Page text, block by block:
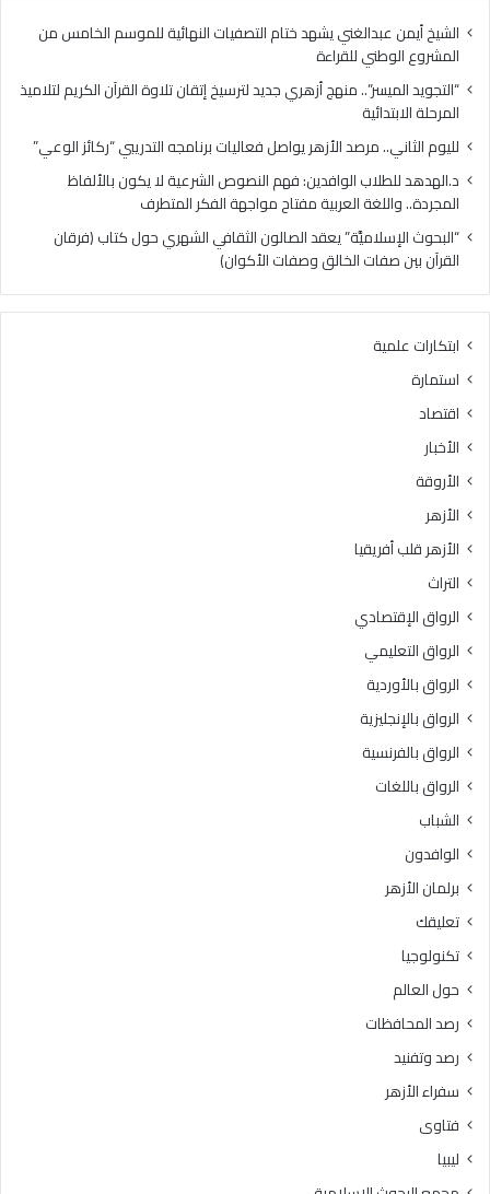
الشيخ أيمن عبدالغني يشهد ختام التصفيات النهائية للموسم الخامس من
المشروع الوطني للقراءة
“التجويد الميسر”.. منهج أزهري جديد لترسيخ إتقان تلاوة القرآن الكريم لتلاميذ
المرحلة الابتدائية
لليوم الثاني.. مرصد الأزهر يواصل فعاليات برنامجه التدريبي “ركائز الوعي”
د.الهدهد للطلاب الوافدين: فهم النصوص الشرعية لا يكون بالألفاظ
المجردة.. واللغة العربية مفتاح مواجهة الفكر المتطرف
“البحوث الإسلاميَّة” يعقد الصالون الثقافي الشهري حول كتاب (فرقان
القرآن بين صفات الخالق وصفات الأكوان)
ابتكارات علمية
استمارة
اقتصاد
الأخبار
الأروقة
الأزهر
الأزهر قلب أفريقيا
التراث
الرواق الإقتصادي
الرواق التعليمي
الرواق بالأوردية
الرواق بالإنجليزية
الرواق بالفرنسية
الرواق باللغات
الشباب
الوافدون
برلمان الأزهر
تعليقك
تكنولوجيا
حول العالم
رصد المحافظات
رصد وتفنيد
سفراء الأزهر
فتاوى
ليبيا